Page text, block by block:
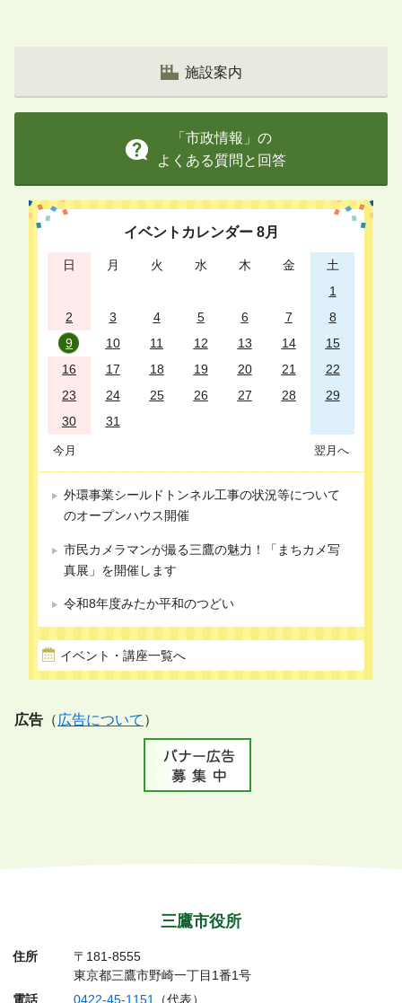
施設案内
「市政情報」の
よくある質問と回答
イベントカレンダー 8月
日 月 火 水 木 金
土
1
2
3 4 5 6 7
8
9
10 11 12 13 14
15
16
17 18 19 20 21
22
23
24 25 26 27 28
29
30
31
今月 翌月へ
外環事業シールドトンネル工事の状況等について
のオープンハウス開催
市民カメラマンが撮る三鷹の魅力！「まちカメ写
真展」を開催します
令和8年度みたか平和のつどい
イベント・講座一覧へ
広告 （ 広告について ）
三鷹市役所
住所
〒181-8555
東京都三鷹市野崎一丁目1番1号
電話
0422-45-1151 （代表）